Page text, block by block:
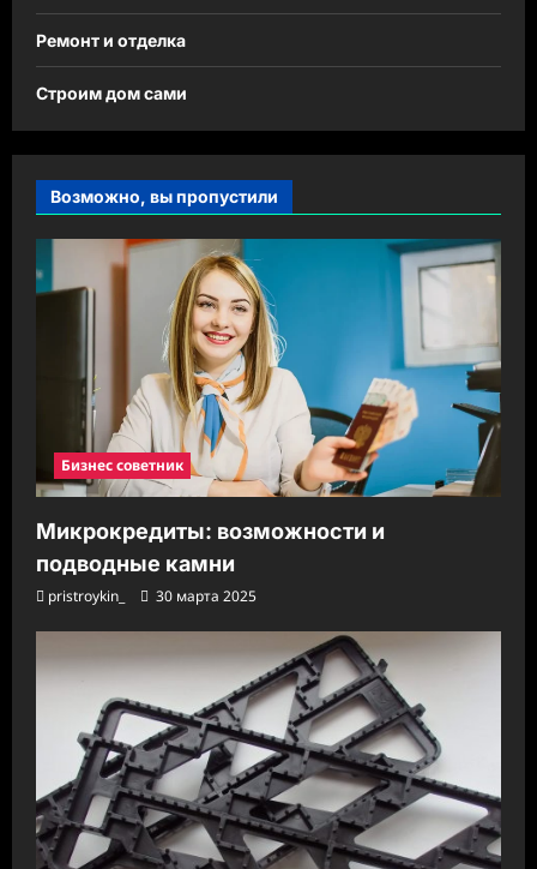
Ремонт и отделка
Строим дом сами
Возможно, вы пропустили
Бизнес советник
Микрокредиты: возможности и
подводные камни
pristroykin_ 30 марта 2025